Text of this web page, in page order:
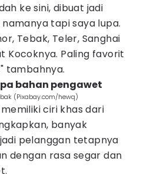
ke sini, dibuat jadi
tapi saya lupa.
Tebak, Teler, Sanghai
Kocoknya. Paling favorit
tambahnya.
bahan pengawet
(Pixabay.com/hewq)
ciri khas dari
banyak
pelanggan tetapnya
dengan rasa segar dan